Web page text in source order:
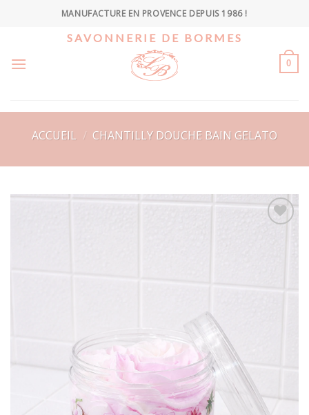
MANUFACTURE EN PROVENCE DEPUIS 1986 !
SAVONNERIE DE BORMES
0
ACCUEIL / CHANTILLY DOUCHE BAIN GELATO